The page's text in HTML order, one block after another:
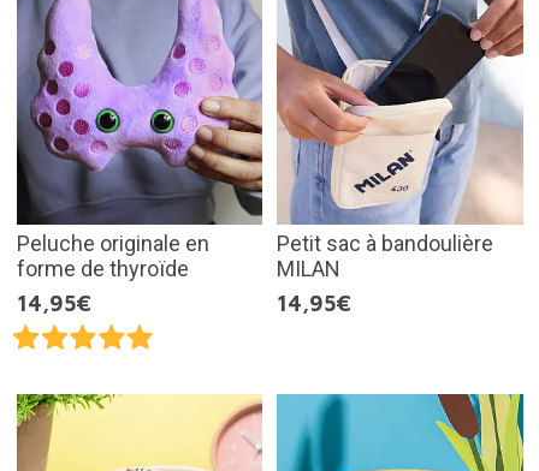
Peluche originale en
forme de thyroïde
14,95€
Petit sac à bandoulière
MILAN
14,95€